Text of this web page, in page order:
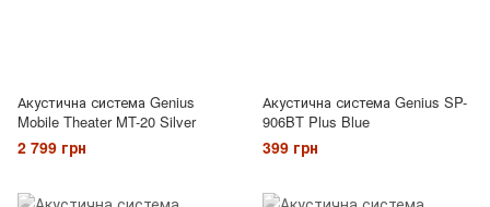
Акустична система Genius
Mobile Theater MT-20 Silver
2 799 грн
Акустична система Genius SP-
906BT Plus Blue
399 грн